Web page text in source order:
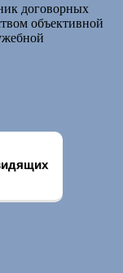
договорных
объективной